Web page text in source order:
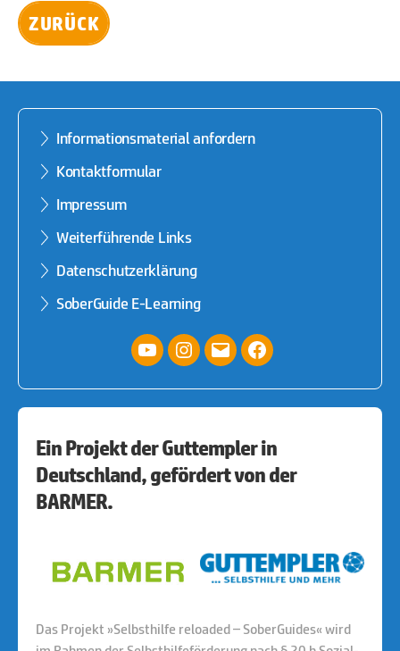
ZURÜCK
Informationsmaterial anfordern
Kontaktformular
Impressum
Weiterführende Links
Datenschutzerklärung
SoberGuide E-Learning
YouTubeInstagram
E-
Mail
facebook
Ein Projekt der Guttempler in
Deutschland, gefördert von der
BARMER.
Das Projekt »Selbsthilfe reloaded – SoberGuides« wird